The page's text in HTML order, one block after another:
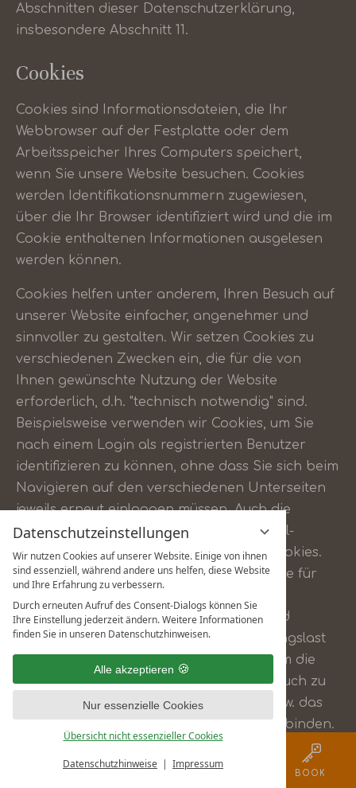
Datenschutzeinstellungen
Wir nutzen Cookies auf unserer Website. Einige von ihnen
sind essenziell, während andere uns helfen, diese Website
und Ihre Erfahrung zu verbessern.
Durch erneuten Aufruf des Consent-Dialogs können Sie
Ihre Einstellung jederzeit ändern. Weitere Informationen
finden Sie in unseren Datenschutzhinweisen.
Alle akzeptieren
Nur essenzielle Cookies
Übersicht nicht essenzieller Cookies
Datenschutzhinweise Impressum logoBOOK
Abschnitten dieser Datenschutzerklärung,
insbesondere Abschnitt 11.
Cookies
Cookies sind Informationsdateien, die Ihr
Webbrowser auf der Festplatte oder dem
Arbeitsspeicher Ihres Computers speichert,
wenn Sie unsere Website besuchen. Cookies
werden Identifikationsnummern zugewiesen,
über die Ihr Browser identifiziert wird und die im
Cookie enthaltenen Informationen ausgelesen
werden können.
Cookies helfen unter anderem, Ihren Besuch auf
unserer Website einfacher, angenehmer und
sinnvoller zu gestalten. Wir setzen Cookies zu
verschiedenen Zwecken ein, die für die von
Ihnen gewünschte Nutzung der Website
erforderlich, d.h. "technisch notwendig" sind.
Beispielsweise verwenden wir Cookies, um Sie
nach einem Login als registrierten Benutzer
identifizieren zu können, ohne dass Sie sich beim
Navigieren auf den verschiedenen Unterseiten
jeweils erneut einloggen müssen. Auch die
Bereitstellung der Warenkorb- und Bestell-
Funktion basiert auf dem Einsatz von Cookies.
Ferner übernehmen Cookies auch weitere für
den Betrieb der Website erforderliche
technische Funktionen, wie das sog. Load
Balancing, also die Verteilung der Leistungslast
der Seite auf verschiedene Webserver, um die
Server zu entlasten. Cookies gelangen auch zu
Sicherheitszwecken zum Einsatz, um bspw. das
unerlaubte Posten von Inhalten zu unterbinden.
Schliesslich setzen wir Cookies auch im Rahmen
der Gestaltung und Programmierung unserer